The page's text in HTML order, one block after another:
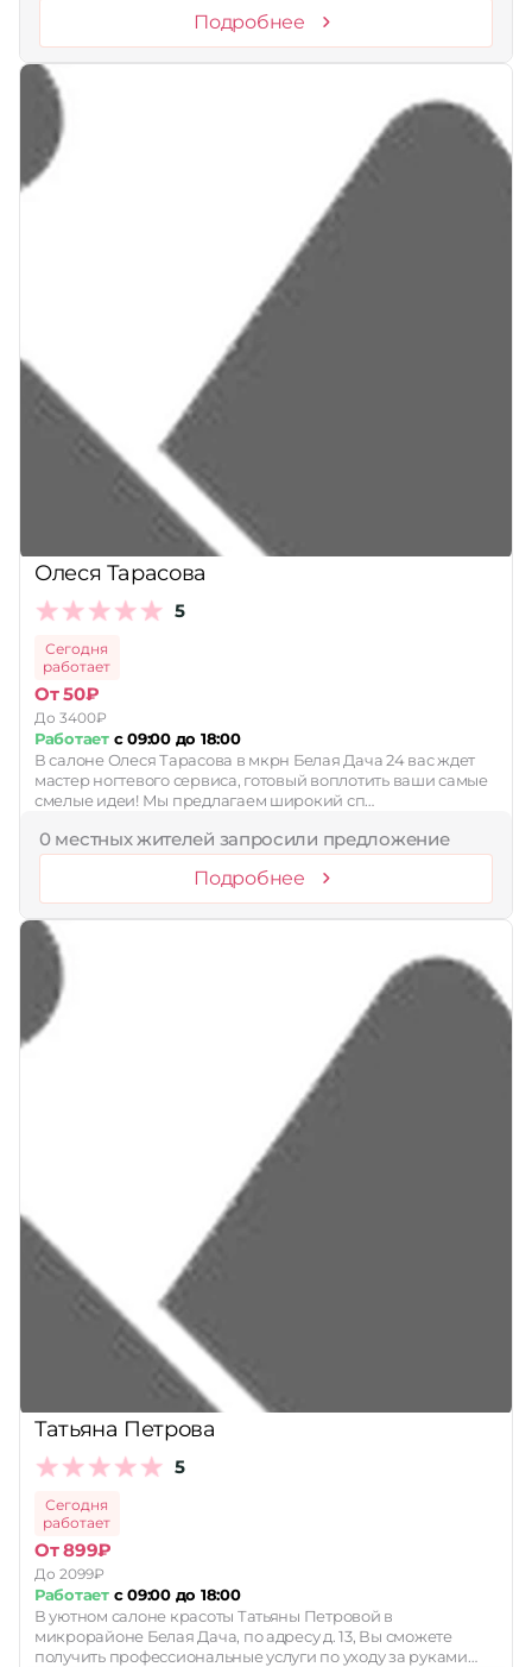
Подробнее
Олеся Тарасова
5
Сегодня
работает
От 50₽
До 3400₽
Работаетс 09:00 до 18:00
В салоне Олеся Тарасова в мкрн Белая Дача 24 вас ждет
мастер ногтевого сервиса, готовый воплотить ваши самые
смелые идеи! Мы предлагаем широкий сп…
0 местных жителей запросили предложение
Подробнее
Татьяна Петрова
5
Сегодня
работает
От 899₽
До 2099₽
Работаетс 09:00 до 18:00
В уютном салоне красоты Татьяны Петровой в
микрорайоне Белая Дача, по адресу д. 13, Вы сможете
получить профессиональные услуги по уходу за руками…